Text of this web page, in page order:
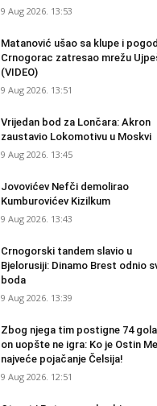
9 Aug 2026. 13:53
Matanović ušao sa klupe i
Crnogorac zatresao mrežu
(VIDEO)
9 Aug 2026. 13:51
Vrijedan bod za Lončara: Akron
zaustavio Lokomotivu u Moskvi
9 Aug 2026. 13:45
Jovovićev Nefči demolirao
Kumburovićev Kizilkum
9 Aug 2026. 13:43
Crnogorski tandem slavio u
Bjelorusiji: Dinamo Brest odnio
boda
9 Aug 2026. 13:39
Zbog njega tim postigne 74
on uopšte ne igra: Ko je Ostin
najveće pojačanje Čelsija!
9 Aug 2026. 12:51